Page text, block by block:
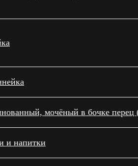
мочёный в бочке перец
и напитки